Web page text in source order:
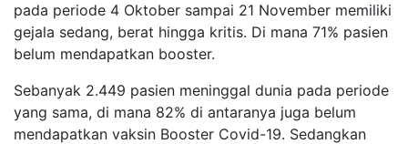
pada periode 4 Oktober sampai 21 November memiliki
gejala sedang, berat hingga kritis. Di mana 71% pasien
belum mendapatkan booster.
Sebanyak 2.449 pasien meninggal dunia pada periode
yang sama, di mana 82% di antaranya juga belum
mendapatkan vaksin Booster Covid-19. Sedangkan